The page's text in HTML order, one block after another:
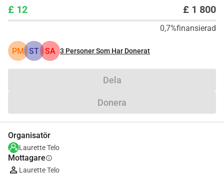
£ 12 £ 1 800
0,7%finansierad
PM ST SA 3 Personer Som Har Donerat
Dela
Donera
Organisatör
Laurette Telo
Mottagareinfo
Laurette Telo